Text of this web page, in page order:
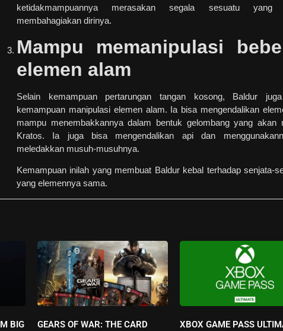
ketidakmampuannya merasakan segala sesuatu yang
membahagiakan dirinya.
Mampu memanipulasi
elemen alam
Selain kemampuan pertarungan tangan kosong, Baldur
kemampuan manipulasi elemen alam. Ia bisa mengendalikan
mampu menembakkannya dalam bentuk gelombang yang akan
Kratos. Ia juga bisa mengendalikan api dan
meledakkan musuh-musuhnya.
Kemampuan inilah yang membuat Baldur kebal terhadap senjata-
yang elemennya sama.
BIG GEARS OF WAR: THE CARD XBOX GAME PASS